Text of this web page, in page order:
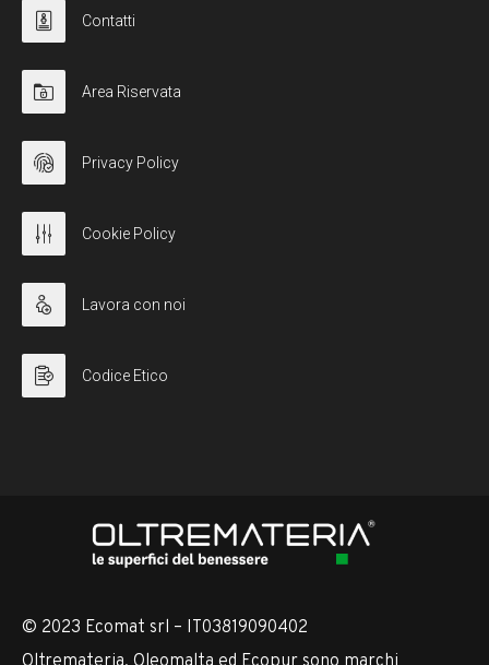
Contatti
Area Riservata
Privacy Policy
Cookie Policy
Lavora con noi
Codice Etico
© 2023 Ecomat srl – IT03819090402